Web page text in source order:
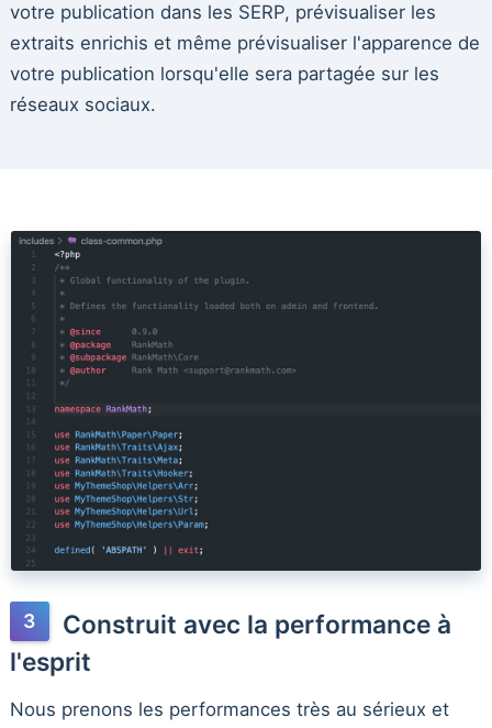
votre publication dans les SERP, prévisualiser les
extraits enrichis et même prévisualiser l'apparence de
votre publication lorsqu'elle sera partagée sur les
réseaux sociaux.
Construit avec la performance à
l'esprit
Nous prenons les performances très au sérieux et